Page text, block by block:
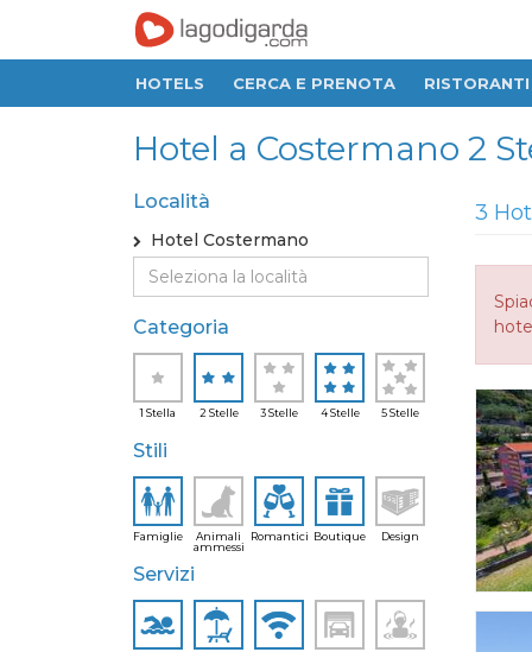
HOTELS CERCA E PRENOTA RISTORANTI
Hotel a Costermano 2
Località
Hotel Costermano
Categoria
1 Stella 2 Stelle 3 Stelle 4 Stelle 5 Stelle
Stili
Famiglie
Animali
ammessi
Romantici Boutique Design
Servizi
3